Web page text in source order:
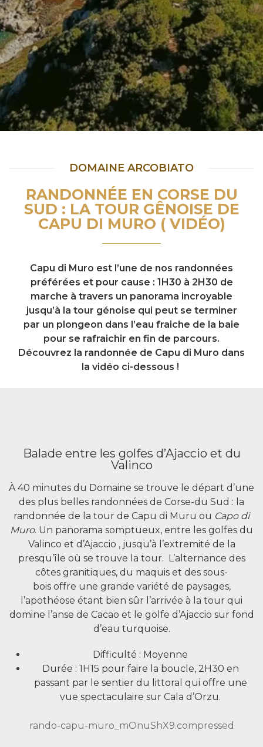
DOMAINE ARCOBIATO
RANDONNÉE EN CORSE DU
SUD : LA TOUR GÊNOISE DE
CAPU DI MURO ( VIDÉO)
Capu di Muro est l’une de nos randonnées
préférées et pour cause : 1H30 à 2H30 de
marche à travers un panorama incroyable
jusqu’à la tour génoise qui peut se terminer
par un plongeon dans l’eau fraiche de la baie
pour se rafraichir en fin de parcours.
Découvrez la randonnée de Capu di Muro dans
la vidéo ci-dessous !
Balade entre les golfes d’Ajaccio et du
Valinco
À 40 minutes du Domaine se trouve le départ d’une
des plus belles randonnées de Corse-du Sud : la
randonnée de la tour de Capu di Muru ou Capo di
Muro. Un panorama somptueux, entre les golfes du
Valinco et d’Ajaccio , jusqu’à l’extremité de la
presqu’île où se trouve la tour. L’alternance des
côtes granitiques, du maquis et des sous-
bois offre une grande variété de paysages,
l’apothéose étant bien sûr l’arrivée à la tour qui
domine l’anse de Cacao et le golfe d’Ajaccio sur fond
d’eau turquoise.
Difficulté : Moyenne
Durée : 1H15 pour faire la boucle, 2H30 en
passant par le sentier du littoral qui offre une
vue spectaculaire sur Cala d’Orzu.
rando-capu-muro_mOnuShX9.compressed